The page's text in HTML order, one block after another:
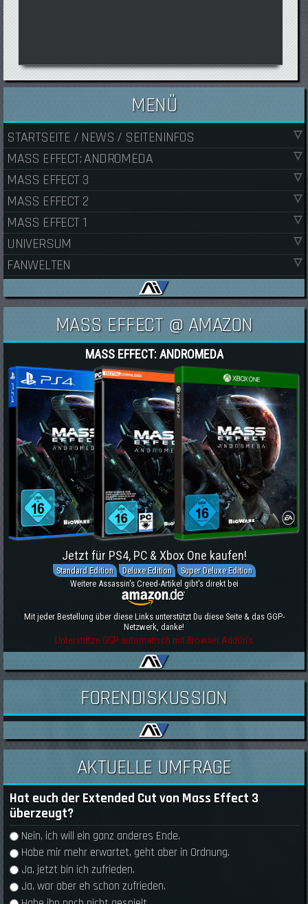
MENÜ
STARTSEITE / NEWS / SEITENINFOS
MASS EFFECT: ANDROMEDA
MASS EFFECT 3
MASS EFFECT 2
MASS EFFECT 1
UNIVERSUM
FANWELTEN
MASS EFFECT @ AMAZON
MASS EFFECT: ANDROMEDA
Jetzt für PS4, PC & Xbox One kaufen!
Standard Edition Deluxe Edition
Super Deluxe Edition
Weitere Assassin's Creed-Artikel gibt's direkt bei
Mit jeder Bestellung über diese Links unterstützt Du diese Seite & das GGP-
Netzwerk, danke!
Unterstütze GGP automatisch mit Browser AddOn's
FORENDISKUSSION
AKTUELLE UMFRAGE
Hat euch der Extended Cut von Mass Effect 3
überzeugt?
Auswahlmöglichkeiten
Nein, ich will ein ganz anderes Ende.
Habe mir mehr erwartet, geht aber in Ordnung.
Ja, jetzt bin ich zufrieden.
Ja, war aber eh schon zufrieden.